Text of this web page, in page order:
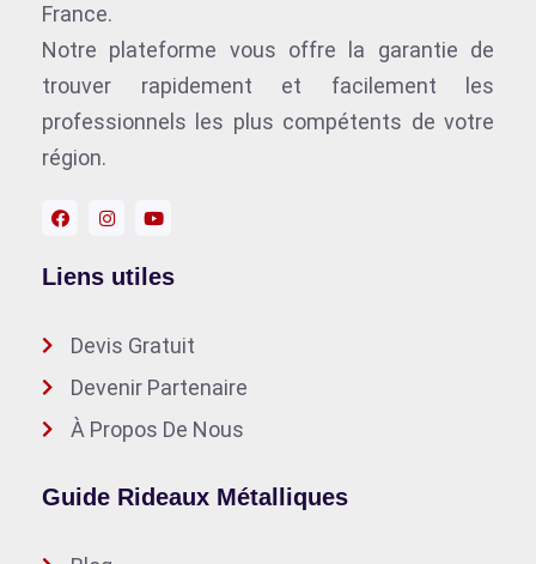
France.
Notre plateforme vous offre la garantie de
trouver rapidement et facilement les
professionnels les plus compétents de votre
région.
Liens utiles
Devis Gratuit
Devenir Partenaire
À Propos De Nous
Guide Rideaux Métalliques